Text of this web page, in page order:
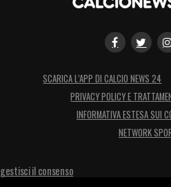
SCARICA L’APP DI CALCIO NEWS 24
PRIVACY POLICY E
INFORMATIVA ESTESA SUI
NETWORK
gestisci il consenso